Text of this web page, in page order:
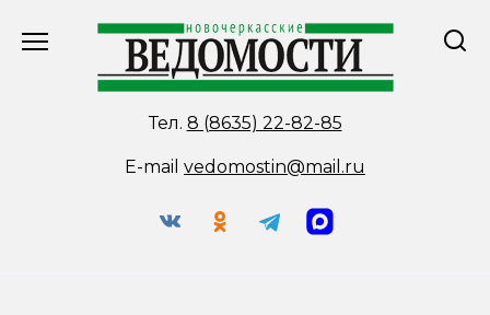
Тел. 8 (8635) 22-82-85
E-mail vedomostin@mail.ru